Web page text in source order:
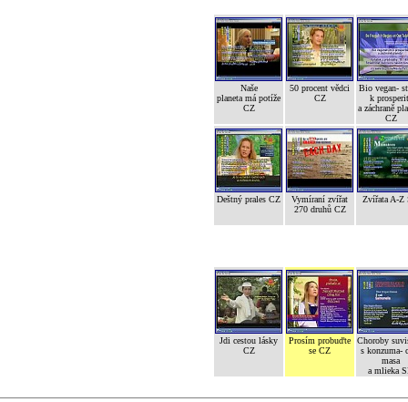
Naše
planeta má potíže
CZ
50 procent vědci
CZ
Bio vegan-
k
a záchraně
CZ
Deštný prales CZ
Vymíraní zvířat
270 druhů CZ
Zvířata A-Z
Jdi cestou lásky
CZ
Prosím probuďte
se CZ
Choroby
s konzuma-
masa
a mlieka